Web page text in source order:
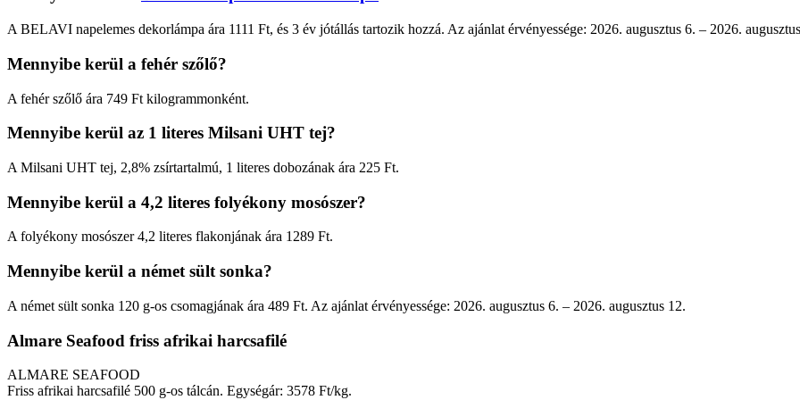
A BELAVI napelemes dekorlámpa ára 1111 Ft, és 3 év jótállás tartozik hozzá. Az ajánlat érvényessége: 2026. augusztus 6. – 2026.
Mennyibe kerül a fehér szőlő?
A fehér szőlő ára 749 Ft kilogrammonként.
Mennyibe kerül az 1 literes Milsani UHT tej?
A Milsani UHT tej, 2,8% zsírtartalmú, 1 literes dobozának ára 225 Ft.
Mennyibe kerül a 4,2 literes folyékony mosószer?
A folyékony mosószer 4,2 literes flakonjának ára 1289 Ft.
Mennyibe kerül a német sült sonka?
A német sült sonka 120 g-os csomagjának ára 489 Ft. Az ajánlat érvényessége: 2026. augusztus 6. – 2026. augusztus 12.
Almare Seafood friss afrikai harcsafilé
ALMARE SEAFOOD
Friss afrikai harcsafilé 500 g-os tálcán. Egységár: 3578 Ft/kg.